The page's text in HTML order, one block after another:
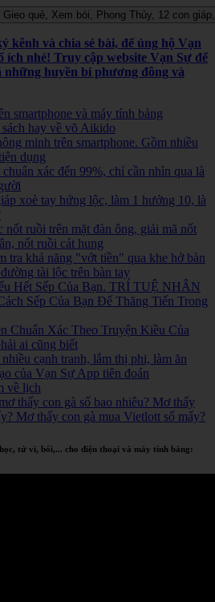
kênh và chia sẻ bài, để ủng hộ Vạn
ích nhé! Truy cập website Vạn Sự để
những huyền bí phương đông và
smartphone và máy tính bảng
hay về võ Aikido
minh trên smartphone. Gồm nhiều
dụng
xác đến 99%, chỉ cần nhìn qua là
xoè tay hứng lộc, làm 1 hưởng 10, là
nốt ruồi trên mặt đàn ông, giải mã nốt
nốt ruồi cát hung
tra khả năng "vớt tiền" qua khe hở bàn
tài lộc trên bàn tay
Hết Sếp Của Bạn. TRÍ TUỆ NHÂN
Sếp Của Bạn Để Thăng Tiến Trong
Chuẩn Xác Theo Truyện Kiều Của
ai cũng biết
cạnh tranh, lắm thị phi, làm ăn
của Vạn Sự App tiên đoán
về lịch
thấy con gà số bao nhiêu? Mơ thấy
Mơ thấy con gà mua Vietlott số mấy?
tử vi, bói,... cho điện thoại và máy tính bảng: